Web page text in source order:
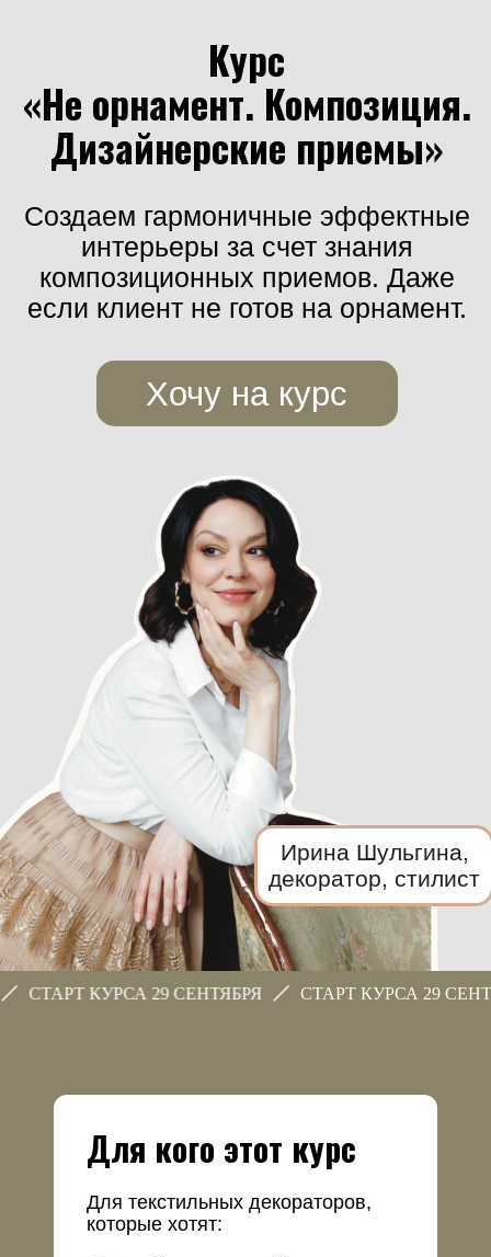
«Не орнамент. Композиция.
Дизайнерские приемы»
Создаем гармоничные эффектные
интерьеры за счет знания
если клиент не готов на орнамент.
Хочу на курс
Ирина Шульгина,
декоратор, стилист
КУРСА 29 СЕНТЯБРЯ CТАРТ КУРСА 29 СЕНТЯБРЯ
Для кого этот курс
Для текстильных декораторов,
которые хотят: